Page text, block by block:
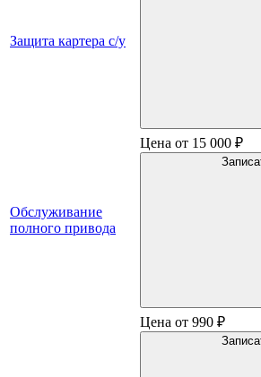
Защита картера с/у
Обслуживание
полного привода
Цена от 15 000 ₽
Цена от 990 ₽